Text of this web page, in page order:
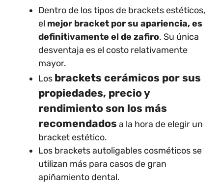
Dentro de los tipos de brackets estéticos,
el mejor bracket por su apariencia, es
definitivamente el de zafiro. Su única
desventaja es el costo relativamente
mayor.
Los brackets cerámicos por sus
propiedades, precio y
rendimiento son los más
recomendados a la hora de elegir un
bracket estético.
Los brackets autoligables cosméticos se
utilizan más para casos de gran
apiñamiento dental.